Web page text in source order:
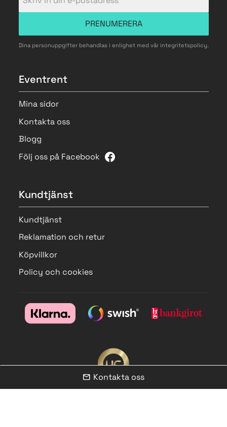
PRENUMERERA
Dina personuppgifter behandlas i enlighet med vår integritetspolicy.
Eventrent
Mina sidor
Kontakta oss
Blogg
Följ oss på Facebook
Kundtjänst
Kundtjänst
Reklamation och retur
Köpvillkor
Policy och cookies
mail Kontakta oss